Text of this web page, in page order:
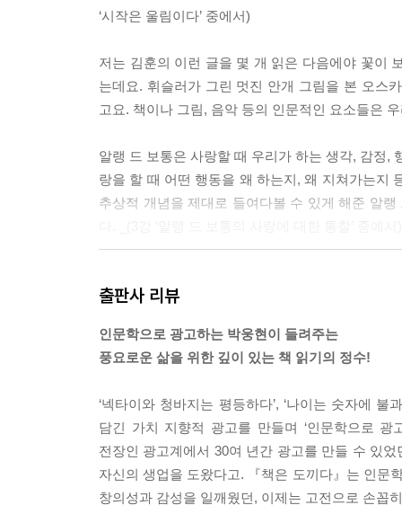
누구나 생각할 수 있지만 아무나 표현할 수 없는 ‘
주 수업이 끝나고 나면 알 수 없는 기대감으로 마
화사하고 향기로웠다.
꽃 하나에서도 ‘감동’하고 ‘느낄 수’ 있었기 때
행복하며, 풍요로워지는 것이라고 하자. 그렇다
순간의 행복을 발견하지 못하면 삶은 피폐해진다.
다르게 보기란 결코 쉬운 일이 아니다. 우리에
또한, 시간이라는 시련을 견뎌낸 고전들의 훌륭
이런 작품들에 어떤 식으로 감동받았는지를 듣고
내가 가장 좋아하는 작가 중 한 명인 알랭 드 보
건축은 예전의 그것과는 확실히 다른 것이었다.
때마다 그의 문장은 다르게 다가온다. 우리의 정
나면 그 전에는 무심히 지나쳤던 것들이 이 레이
‘시작은 울림이다’ 중에서)
저는 김훈의 이런 글을 몇 개 읽은 다음에야 꽃이
는데요. 휘슬러가 그린 멋진 안개 그림을 본 오스
고요. 책이나 그림, 음악 등의 인문적인 요소들은
알랭 드 보통은 사랑할 때 우리가 하는 생각, 감정,
랑을 할 때 어떤 행동을 왜 하는지, 왜 지쳐가는지
추상적 개념을 제대로 들여다볼 수 있게 해준 알
데, 내리쬐는 햇살 덕에 기온은 높지만 습도가 낮
슬픈 사람들입니다. 그 찬란한 축복의 나날이 사
요. _(4강 ‘햇살의 철학, 지중해의 문학’ 중에서)
우선 이 책과 저의 인연을 먼저 말씀드리자면 이
9장이었는데, 얼마 전 한 번 더 읽고 추가했더니
입니다. (…) 성과 사랑, 정치와 역사, 신학과 철학
볍지 않은 사랑, 참을 수 없는 존재의 가벼움’ 중에
출판사 리뷰
인문학으로 광고하는 박웅현이 들려주는
풍요로운 삶을 위한 깊이 있는 책 읽기의 정수!
‘넥타이와 청바지는 평등하다’, ‘나이는 숫자에 불
담긴 가치 지향적 광고를 만들며 ‘인문학으로
전장인 광고계에서 30여 년간 광고를 만들 수 있
자신의 생업을 도왔다고. 『책은 도끼다』는 인문
창의성과 감성을 일깨웠던, 이제는 고전으로 손꼽